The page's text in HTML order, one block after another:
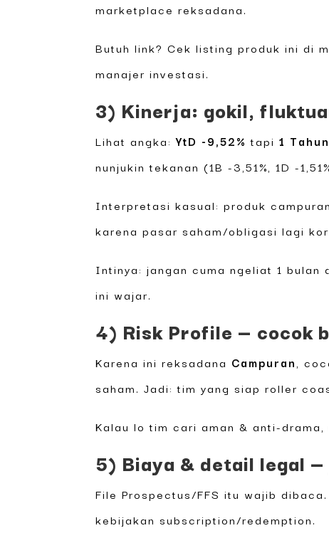
marketplace reksadana.
Butuh link? Cek listing produk ini di
manajer investasi.
3) Kinerja: gokil,
Lihat angka:YtD -9,52% tapi1
nunjukin tekanan (1B -3,51%, 1D -
Interpretasi kasual: produk
karena pasar saham/obligasi lagi
Intinya: jangan cuma ngeliat 1 bulan
ini wajar.
4) Risk Profile — cocok
Karena ini reksadana Campuran,
saham. Jadi: tim yang siap roller
Kalau lo tim cari aman & anti-
5) Biaya & detail legal
File Prospectus/FFS itu wajib
kebijakan subscription/redemption.